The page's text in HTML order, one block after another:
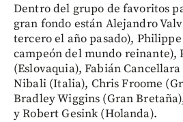
Dentro del grupo de favoritos
gran fondo están Alejandro
tercero el año pasado),
campeón del mundo reinante),
(Eslovaquia), Fabián
Nibali (Italia), Chris Froome
Bradley Wiggins (Gran
y Robert Gesink (Holanda).